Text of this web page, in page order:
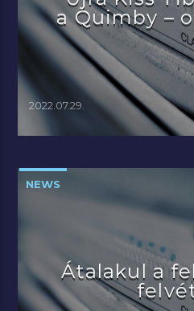
a Quimby –
2022.07.29.
NEWS
Átalakul a